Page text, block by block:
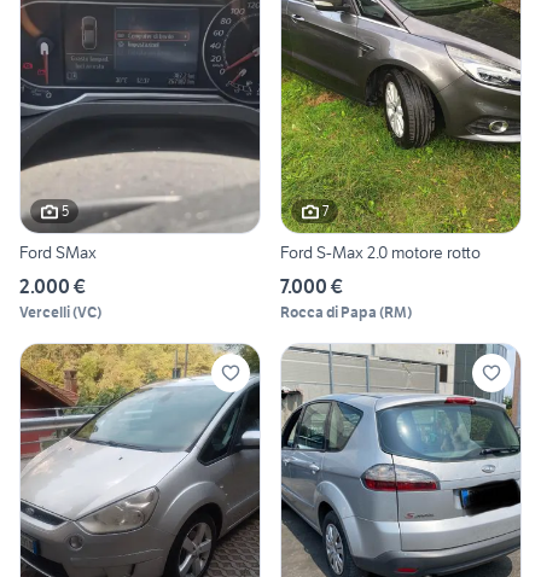
5
Ford SMax
2.000 €
Vercelli(VC)
7
Ford S-Max 2.0 motore rotto
7.000 €
Rocca di Papa (RM)